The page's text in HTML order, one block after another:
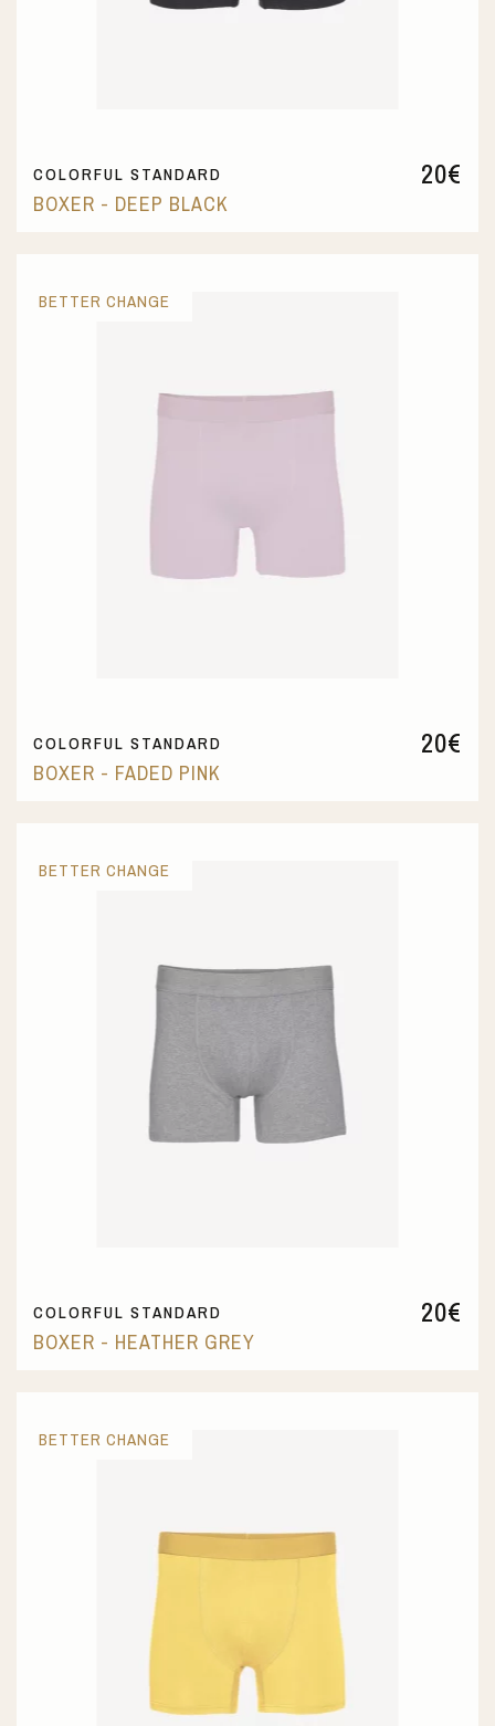
20€
COLORFUL STANDARD
BOXER - DEEP BLACK
20€
COLORFUL STANDARD
BOXER - FADED PINK
BETTER CHANGE
20€
COLORFUL STANDARD
BOXER - HEATHER GREY
BETTER CHANGE
BETTER CHANGE